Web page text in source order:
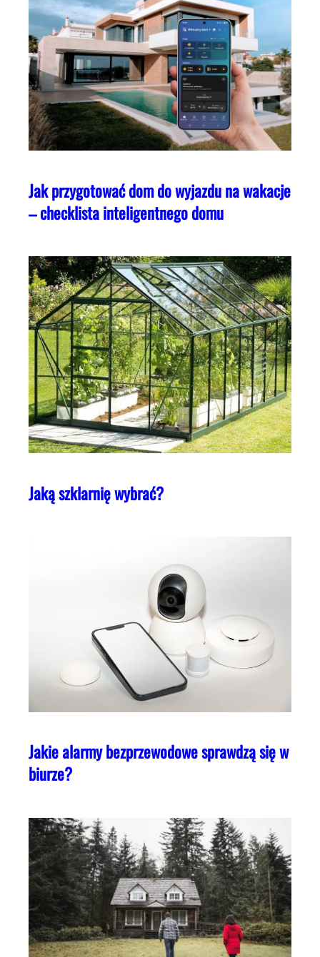
Jak przygotować dom do wyjazdu na wakacje
– checklista inteligentnego domu
Jaką szklarnię wybrać?
Jakie alarmy bezprzewodowe sprawdzą się w
biurze?